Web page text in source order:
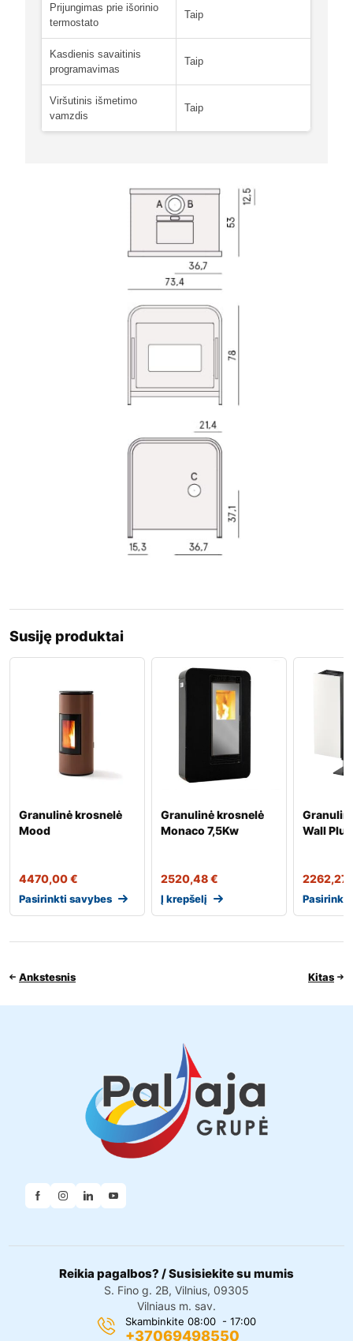
Prijungimas prie išorinio
termostato
Taip
Kasdienis savaitinis
programavimas
Taip
Viršutinis išmetimo
vamzdis
Taip
Susiję produktai
Granulinė krosnelė
Mood
4470,00€
Pasirinkti savybes
Granulinė krosnelė
Monaco 7,5Kw
2520,48€
Į krepšelį
Wall
2262,27
Pasirinkti
Ankstesnis Kitas
Reikia pagalbos? / Susisiekite su mumis
S. Fino g. 2B, Vilnius, 09305
Vilniaus m. sav.
Skambinkite 08:00 - 17:00
+37069498550